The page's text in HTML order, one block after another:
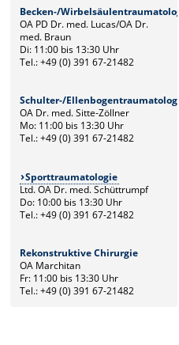
Becken-/
OA PD Dr. med. Lucas/OA Dr.
med. Braun
Di: 11:00 bis 13:30 Uhr
Tel.: +49 (0) 391 67-21482
Schulter-/
OA Dr. med. Sitte-Zöllner
Mo: 11:00 bis 13:30 Uhr
Tel.: +49 (0) 391 67-21482
Sporttraumatologie
Ltd. OA Dr. med. Schüttrumpf
Do: 10:00 bis 13:30 Uhr
Tel.: +49 (0) 391 67-21482
Rekonstruktive Chirurgie
OA Marchitan
Fr: 11:00 bis 13:30 Uhr
Tel.: +49 (0) 391 67-21482